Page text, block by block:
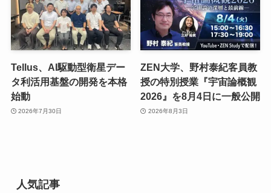
Tellus、AI駆動型衛星デー
タ利活用基盤の開発を本格
始動
2026年7月30日
ZEN大学、野村泰紀客員教
授の特別授業『宇宙論概観
2026』を8月4日に一般公開
2026年8月3日
人気記事